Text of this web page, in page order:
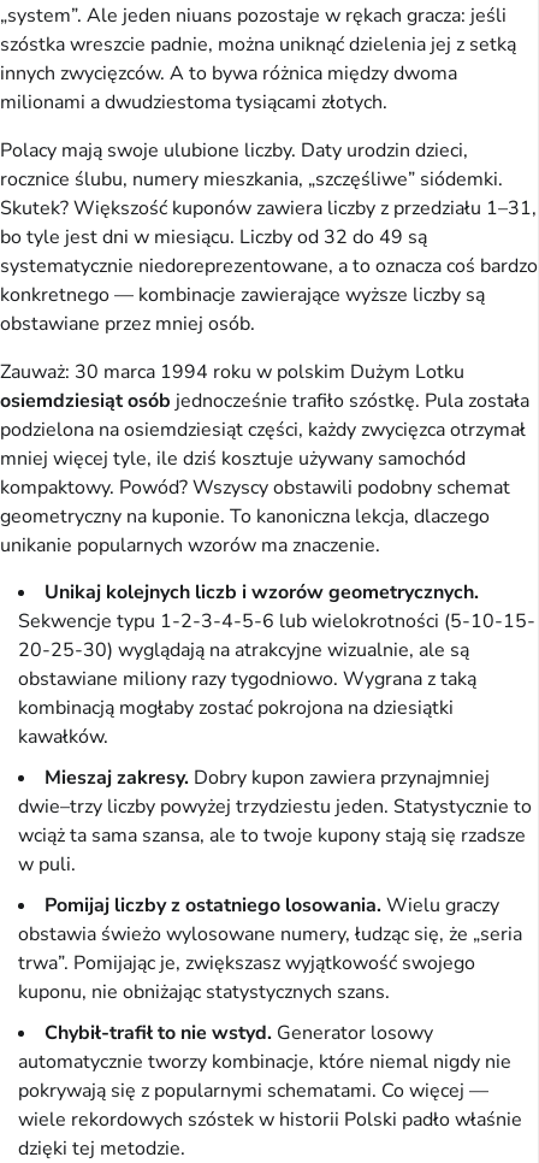
„system”. Ale jeden niuans pozostaje w rękach gracza: jeśli
szóstka wreszcie padnie, można uniknąć dzielenia jej z setką
innych zwycięzców. A to bywa różnica między dwoma
milionami a dwudziestoma tysiącami złotych.
Polacy mają swoje ulubione liczby. Daty urodzin dzieci,
rocznice ślubu, numery mieszkania, „szczęśliwe” siódemki.
Skutek? Większość kuponów zawiera liczby z przedziału 1–31,
bo tyle jest dni w miesiącu. Liczby od 32 do 49 są
systematycznie niedoreprezentowane, a to oznacza coś bardzo
konkretnego — kombinacje zawierające wyższe liczby są
obstawiane przez mniej osób.
Zauważ: 30 marca 1994 roku w polskim Dużym Lotku
osiemdziesiąt osób jednocześnie trafiło szóstkę. Pula została
podzielona na osiemdziesiąt części, każdy zwycięzca otrzymał
mniej więcej tyle, ile dziś kosztuje używany samochód
kompaktowy. Powód? Wszyscy obstawili podobny schemat
geometryczny na kuponie. To kanoniczna lekcja, dlaczego
unikanie popularnych wzorów ma znaczenie.
Unikaj kolejnych liczb i wzorów geometrycznych.
Sekwencje typu 1-2-3-4-5-6 lub wielokrotności (5-10-15-
20-25-30) wyglądają na atrakcyjne wizualnie, ale są
obstawiane miliony razy tygodniowo. Wygrana z taką
kombinacją mogłaby zostać pokrojona na dziesiątki
kawałków.
Mieszaj zakresy. Dobry kupon zawiera przynajmniej
dwie–trzy liczby powyżej trzydziestu jeden. Statystycznie to
wciąż ta sama szansa, ale to twoje kupony stają się rzadsze
w puli.
Pomijaj liczby z ostatniego losowania.Wielu graczy
obstawia świeżo wylosowane numery, łudząc się, że „seria
trwa”. Pomijając je, zwiększasz wyjątkowość swojego
kuponu, nie obniżając statystycznych szans.
Chybił-trafił to nie wstyd. Generator losowy
automatycznie tworzy kombinacje, które niemal nigdy nie
pokrywają się z popularnymi schematami. Co więcej —
wiele rekordowych szóstek w historii Polski padło właśnie
dzięki tej metodzie.